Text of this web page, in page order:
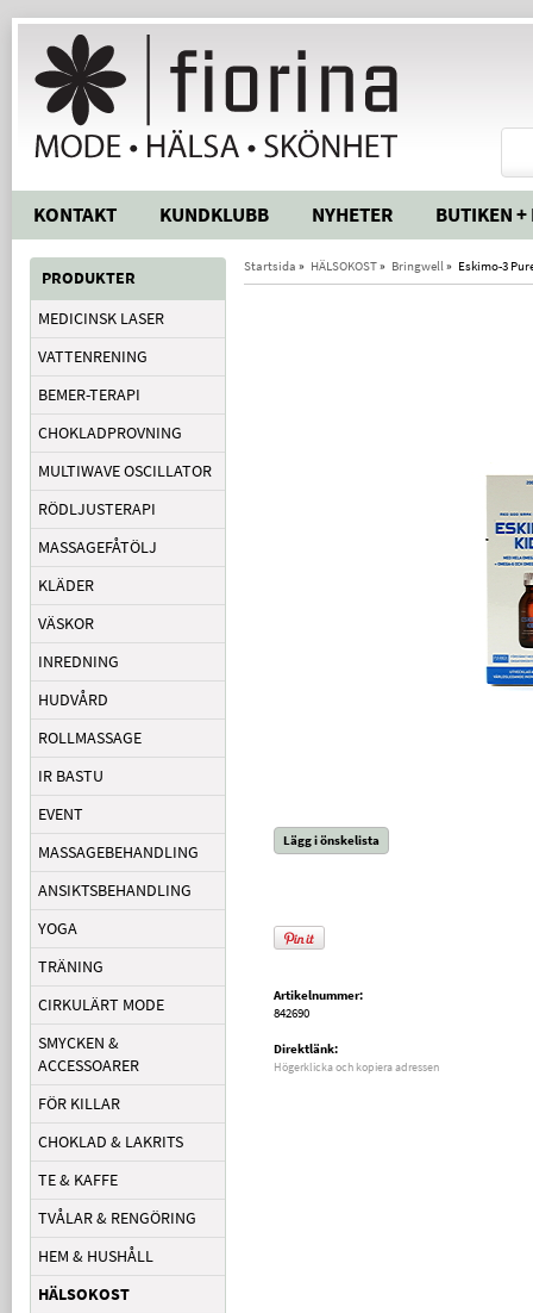
KONTAKT KUNDKLUBB NYHETER BUTIKEN +
PRODUKTER
MEDICINSK LASER
VATTENRENING
BEMER-TERAPI
CHOKLADPROVNING
MULTIWAVE OSCILLATOR
RÖDLJUSTERAPI
MASSAGEFÅTÖLJ
KLÄDER
VÄSKOR
INREDNING
HUDVÅRD
ROLLMASSAGE
IR BASTU
EVENT
MASSAGEBEHANDLING
ANSIKTSBEHANDLING
YOGA
TRÄNING
CIRKULÄRT MODE
SMYCKEN &
ACCESSOARER
FÖR KILLAR
CHOKLAD & LAKRITS
TE & KAFFE
TVÅLAR & RENGÖRING
HEM & HUSHÅLL
HÄLSOKOST
Startsida » HÄLSOKOST» Bringwell » Eskimo-3
Lägg i önskelista
Artikelnummer:
842690
Direktlänk:
Högerklicka och kopiera adressen